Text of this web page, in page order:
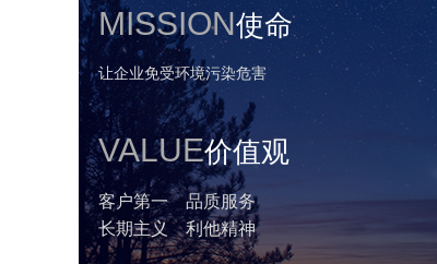
MISSION使命
让企业免受环境污染危害
VALUE价值观
客户第一 品质服务
长期主义 利他精神